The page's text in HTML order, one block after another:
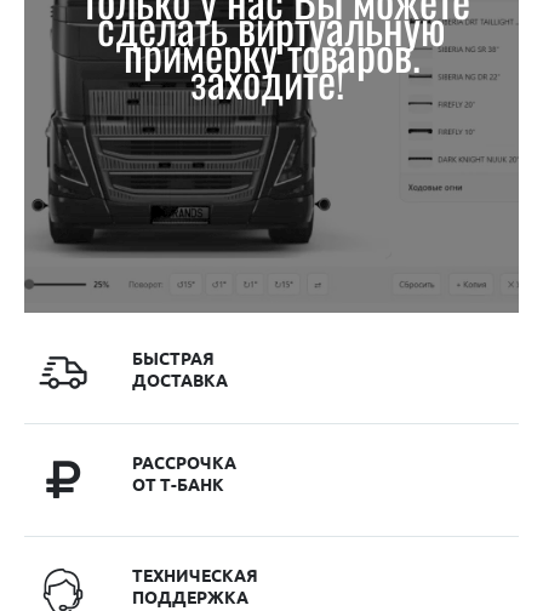
сделать виртуальную
примерку товаров.
заходите!
БЫСТРАЯ
ДОСТАВКА
РАССРОЧКА
ОТ Т-БАНК
ТЕХНИЧЕСКАЯ
ПОДДЕРЖКА